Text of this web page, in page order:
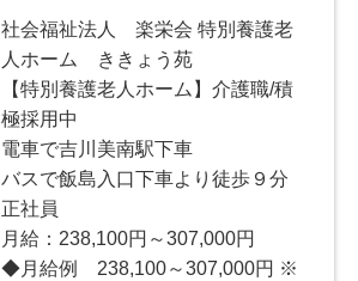
社会福祉法人 楽栄会 特別養護老
人ホーム ききょう苑
【特別養護老人ホーム】介護職/積
極採用中
電車で吉川美南駅下車
バスで飯島入口下車より徒歩９分
正社員
月給：238,100円～307,000円
◆月給例 238,100～307,000円 ※